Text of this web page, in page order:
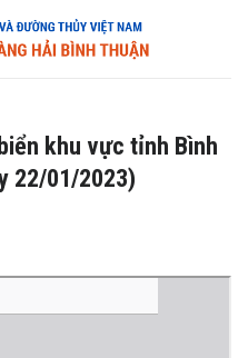
khu vực tỉnh Bình
22/01/2023)